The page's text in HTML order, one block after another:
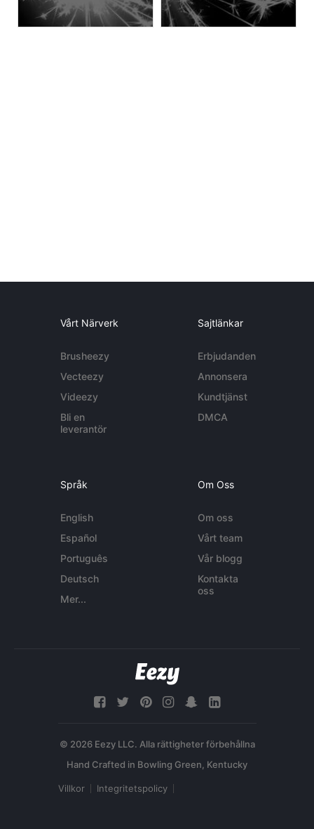
Vårt Närverk
Brusheezy
Vecteezy
Videezy
Bli en
leverantör
Sajtlänkar
Erbjudanden
Annonsera
Kundtjänst
DMCA
Språk
English
Español
Português
Deutsch
Mer...
Om Oss
Om oss
Vårt team
Vår blogg
Kontakta
oss
© 2026 Eezy LLC. Alla rättigheter förbehållna
Villkor Integritetspolicy